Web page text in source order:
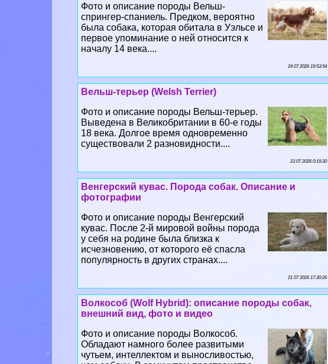
Фото и описание породы Вельш-
спрингер-спаниель. Предком, вероятно
была собака, которая обитала в Уэльсе и
первое упоминание о ней относится к
началу 14 века....
24 07 2026 19:53:54
Вельш-терьер (Welsh Terrier)
Фото и описание породы Вельш-терьер.
Выведена в Великобритании в 60-е годы
18 века. Долгое время одновременно
существовали 2 разновидности....
23 07 2026 0:19:30
Венгерский кувас. Порода собак. Описание и
фотографии
Фото и описание породы Венгерский
кувас. После 2-й мировой войны порода
у себя на родине была близка к
исчезновению, от которого её спасла
популярность в других странах....
21 07 2026 17:30:26
Волкособ (Wolf Hybrid): описание породы собак,
внешний вид, фото и видео
Фото и описание породы Волкособ.
Обладают намного более развитыми
чутьем, интеллектом и выносливостью,